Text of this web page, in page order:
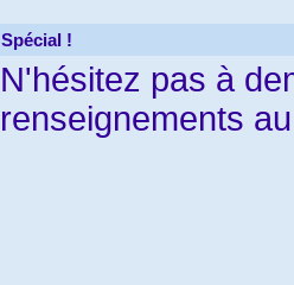
Spécial !
N'hésitez pas à
renseignements